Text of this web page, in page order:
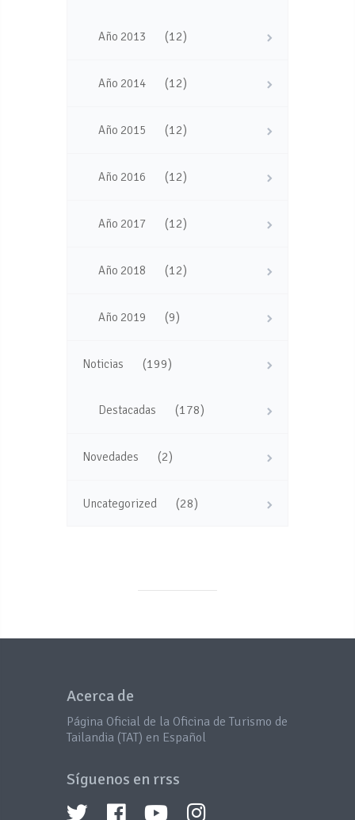
Año 2013 (12)
Año 2014 (12)
Año 2015 (12)
Año 2016 (12)
Año 2017 (12)
Año 2018 (12)
Año 2019 (9)
Noticias (199)
Destacadas (178)
Novedades (2)
Uncategorized (28)
Acerca de
Página Oficial de la Oficina de Turismo de
Tailandia (TAT) en Español
Síguenos en rrss